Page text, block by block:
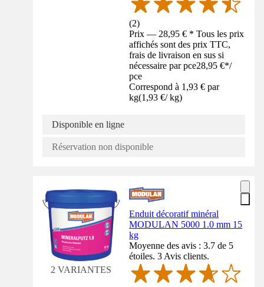
(2)
Prix — 28,95 € * Tous les prix
affichés sont des prix TTC,
frais de livraison en sus si
nécessaire par pce28,95 €*/
pce
Correspond à 1,93 € par
kg(1,93 €/ kg)
Disponible en ligne
Réservation non disponible
2 VARIANTES
Enduit décoratif minéral
MODULAN 5000 1.0 mm 15
kg
Moyenne des avis : 3.7 de 5
étoiles. 3 Avis clients.